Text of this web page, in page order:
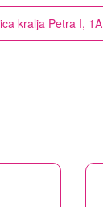
kralja Petra I, 1A